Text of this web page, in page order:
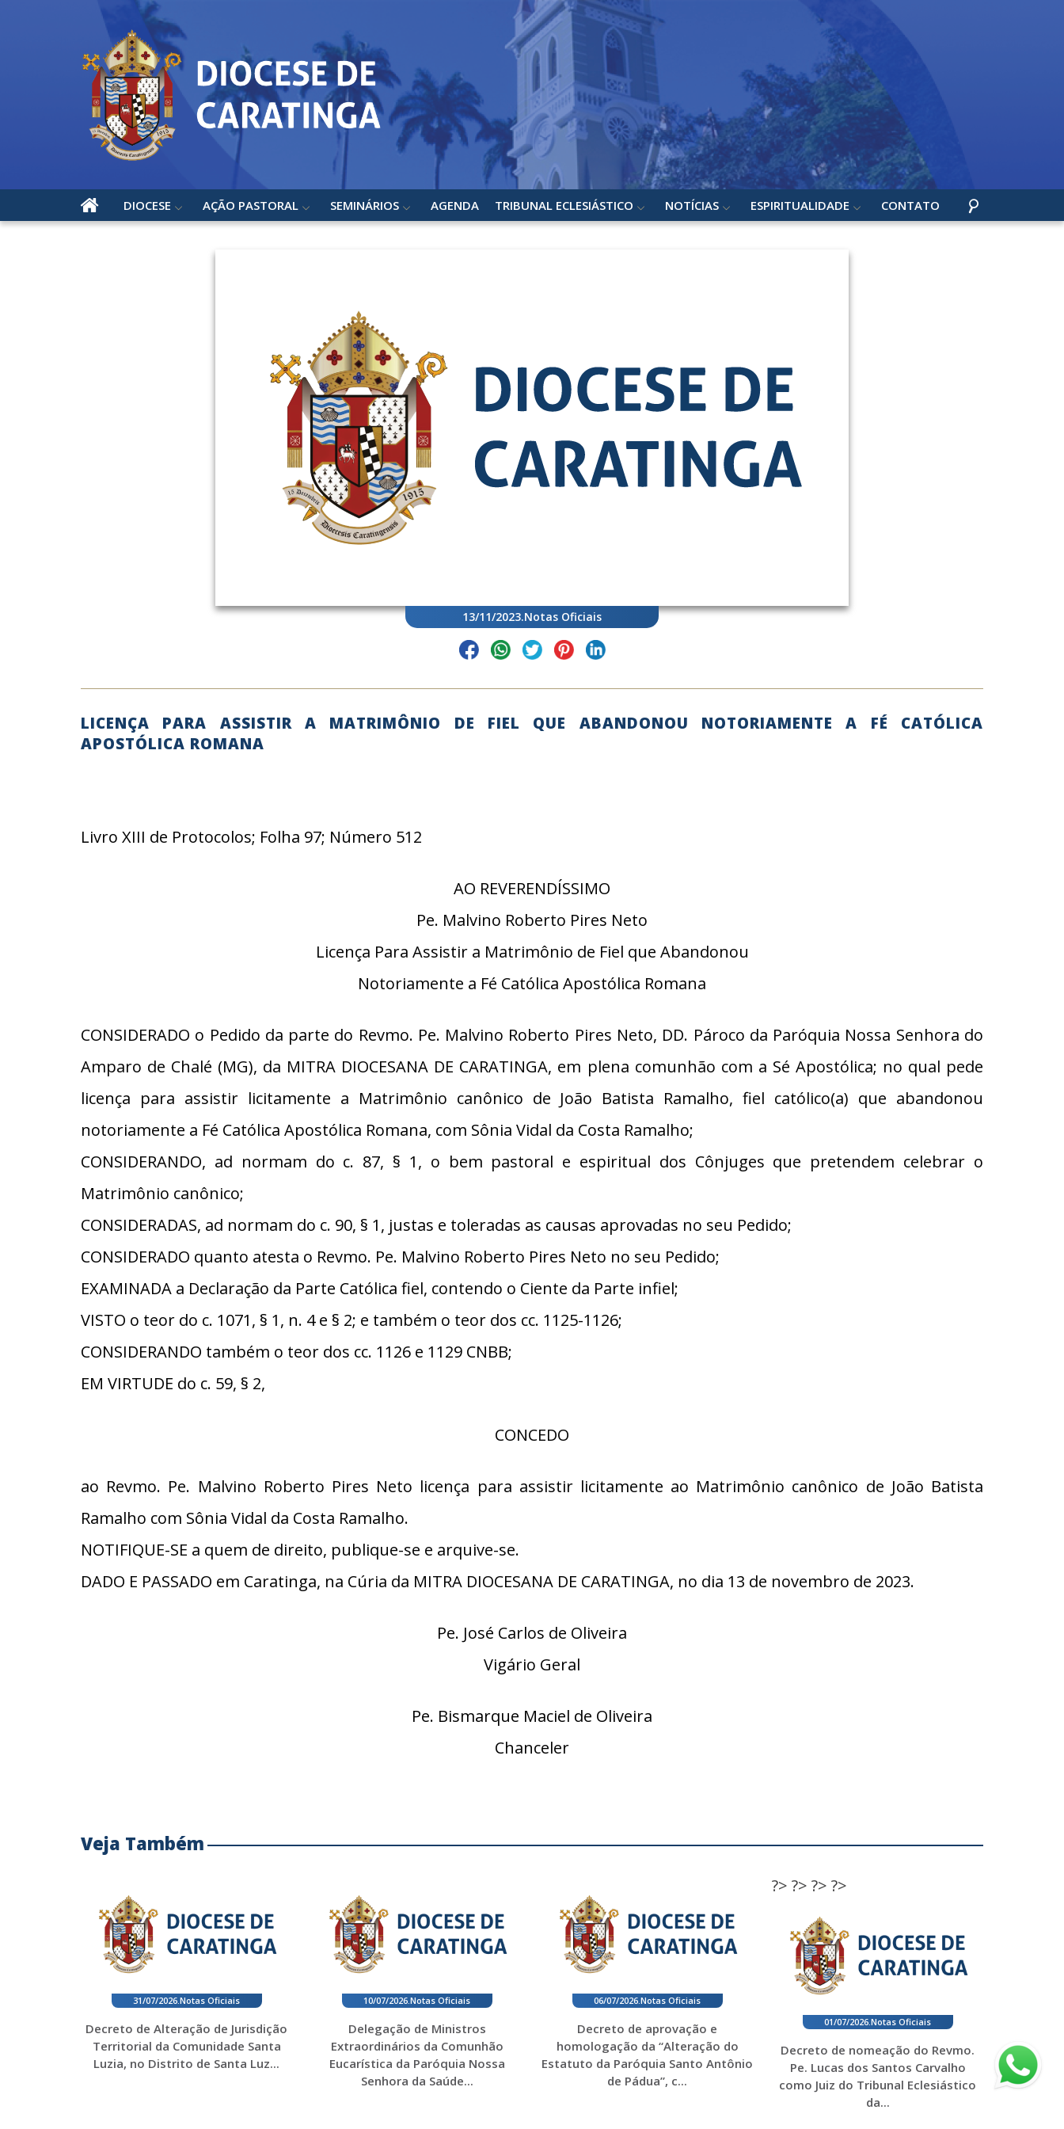
DIOCESE AÇÃO PASTORAL SEMINÁRIOS AGENDA TRIBUNAL ECLESIÁSTICO NOTÍCIAS ESPIRITUALIDADE CONTATO
13/11/2023.Notas Oficiais
LICENÇA PARA ASSISTIR A MATRIMÔNIO DE FIEL QUE ABANDONOU NOTORIAMENTE A FÉ CATÓLICA
APOSTÓLICA ROMANA
Livro XIII de Protocolos; Folha 97; Número 512
AO REVERENDÍSSIMO
Pe. Malvino Roberto Pires Neto
Licença Para Assistir a Matrimônio de Fiel que Abandonou
Notoriamente a Fé Católica Apostólica Romana
CONSIDERADO o Pedido da parte do Revmo. Pe. Malvino Roberto Pires Neto, DD. Pároco da Paróquia Nossa Senhora do
Amparo de Chalé (MG), da MITRA DIOCESANA DE CARATINGA, em plena comunhão com a Sé Apostólica; no qual pede
licença para assistir licitamente a Matrimônio canônico de João Batista Ramalho, fiel católico(a) que abandonou
notoriamente a Fé Católica Apostólica Romana, com Sônia Vidal da Costa Ramalho;
CONSIDERANDO, ad normam do c. 87, § 1, o bem pastoral e espiritual dos Cônjuges que pretendem celebrar o
Matrimônio canônico;
CONSIDERADAS, ad normam do c. 90, § 1, justas e toleradas as causas aprovadas no seu Pedido;
CONSIDERADO quanto atesta o Revmo. Pe. Malvino Roberto Pires Neto no seu Pedido;
EXAMINADA a Declaração da Parte Católica fiel, contendo o Ciente da Parte infiel;
VISTO o teor do c. 1071, § 1, n. 4 e § 2; e também o teor dos cc. 1125-1126;
CONSIDERANDO também o teor dos cc. 1126 e 1129 CNBB;
EM VIRTUDE do c. 59, § 2,
CONCEDO
ao Revmo. Pe. Malvino Roberto Pires Neto licença para assistir licitamente ao Matrimônio canônico de João Batista
Ramalho com Sônia Vidal da Costa Ramalho.
NOTIFIQUE-SE a quem de direito, publique-se e arquive-se.
DADO E PASSADO em Caratinga, na Cúria da MITRA DIOCESANA DE CARATINGA, no dia 13 de novembro de 2023.
Pe. José Carlos de Oliveira
Vigário Geral
Pe. Bismarque Maciel de Oliveira
Chanceler
Veja Também
?>
31/07/2026.Notas Oficiais
Decreto de Alteração de Jurisdição
Territorial da Comunidade Santa
Luzia, no Distrito de Santa Luz...
?>
10/07/2026.Notas Oficiais
Delegação de Ministros
Extraordinários da Comunhão
Eucarística da Paróquia Nossa
Senhora da Saúde...
?>
06/07/2026.Notas Oficiais
Decreto de aprovação e
homologação da “Alteração do
Estatuto da Paróquia Santo Antônio
de Pádua”, c...
?>
01/07/2026.Notas Oficiais
Decreto de nomeação do Revmo.
Pe. Lucas dos Santos Carvalho
como Juiz do Tribunal Eclesiástico
da...